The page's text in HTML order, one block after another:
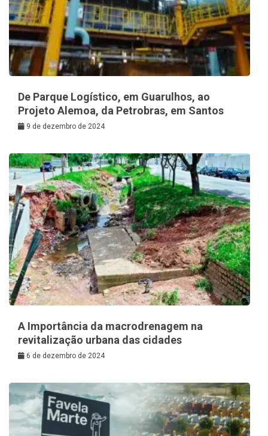
De Parque Logístico, em Guarulhos, ao
Projeto Alemoa, da Petrobras, em Santos
9 de dezembro de 2024
A Importância da macrodrenagem na
revitalização urbana das cidades
6 de dezembro de 2024